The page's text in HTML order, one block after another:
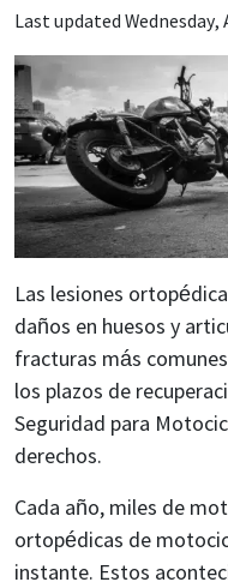
Last updated Wednesday,
Las lesiones
daños en huesos y
fracturas más
los plazos de
Seguridad para
derechos.
Cada año, miles de
ortopédicas de
instante. Estos